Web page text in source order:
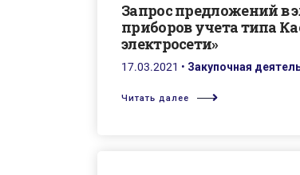
Запрос предложений в
приборов учета типа
электросети»
17.03.2021 • Закупочная
Читать далее